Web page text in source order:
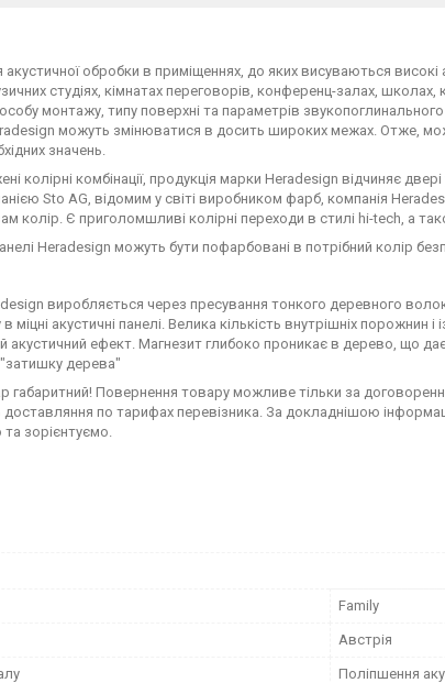
акустичної обробки в приміщеннях, до яких висуваються високі
студіях, кімнатах переговорів, конференц-залах,
монтажу, типу поверхні та параметрів
можуть змінюватися в досить широких межах. Отже,
значень.
колірні комбінації, продукція марки Heradesign відчиняє двері
Sto AG, відомим у світі виробником фарб, компанія
колір. Є приголомшливі колірні переходи в стилі hi-tech, а
Heradesign можуть бути пофарбовані в потрібний колір
виробляється через пресування тонкого деревного
міцні акустичні панелі. Велика кількість внутрішніх порожнин
акустичний ефект. Магнезит глибоко проникає в дерево, що
дерева"
габаритний! Повернення товару можливе тільки за
доставляння по тарифах перевізника. За докладнішою
зорієнтуємо.
Family
Австрія
Поліпшення